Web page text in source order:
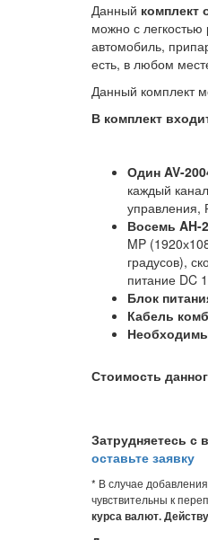
Данный комплект
можно с
автомобиль,
есть, в любом
Данный комплект
В комплект
Один AV-
каждый
управления,
Восемь AH-
MP
градусов),
питание DC
Блок
Кабель
Стоимость
Затрудняетесь с
оставьте заявку
* В случае
чувствительны к
курса валют.